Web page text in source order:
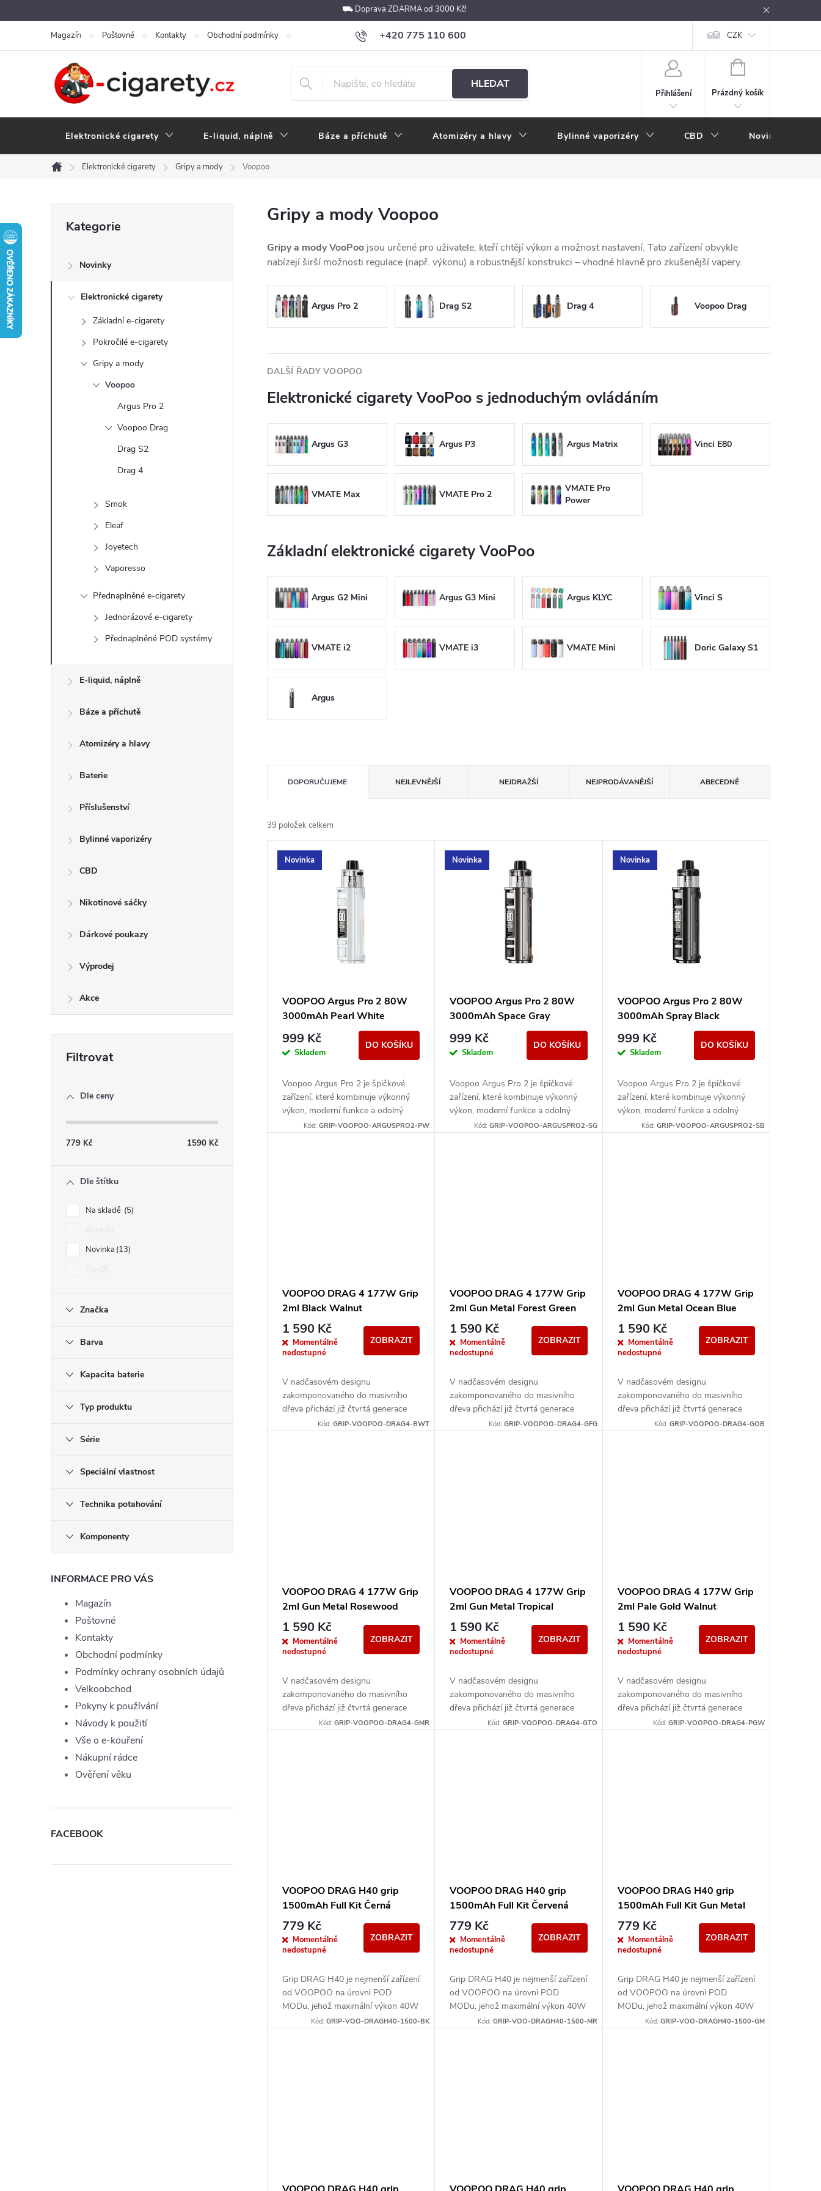
na
⛟ Doprava ZDARMA od 3000 Kč!
+420 775 110 600
obchod@e-cigarety.cz
Magazín Poštovné Kontakty Obchodní podmínky Podmínky ochrany osobních údajů Velkoobchod Vše o e-kouření Nákupní rádce
CZK
HLEDAT
Přihlášení
NÁKUPNÍ
Prázdný košík
Elektronické cigarety E-liquid, náplně Báze a příchutě Atomizéry a hlavy Bylinné vaporizéry CBD Novinky
Domů
Elektronické cigarety Gripy a mody Voopoo
s
kategorie
Kategorie
Novinky
Elektronické cigarety
Základní e-cigarety
Pokročilé e-cigarety
Gripy a mody
Voopoo
Argus Pro 2
Voopoo Drag
Drag S2
Drag 4
Smok
Eleaf
Joyetech
Vaporesso
Přednaplněné e-cigarety
Jednorázové e-cigarety
Přednaplněné POD systémy
E-liquid, náplně
Báze a příchutě
Atomizéry a hlavy
Baterie
Příslušenství
Bylinné vaporizéry
CBD
Nikotinové sáčky
Dárkové poukazy
Výprodej
Akce
Dle ceny
779 Kč 1590 Kč
Dle štítku
Na skladě 5
Novinka 13
Značka
Barva
Kapacita baterie
Typ produktu
Série
Speciální vlastnost
Technika potahování
Komponenty
INFORMACE PRO VÁS
Magazín
Poštovné
Kontakty
Obchodní podmínky
Podmínky ochrany osobních údajů
Velkoobchod
Pokyny k používání
Návody k použití
Vše o e-kouření
Nákupní rádce
Ověření věku
FACEBOOK
Gripy a mody Voopoo
Gripy a mody VooPoo jsou určené pro uživatele, kteří chtějí výkon a možnost nastavení. Tato zařízení obvykle
nabízejí širší možnosti regulace (např. výkonu) a robustnější konstrukci – vhodné hlavně pro zkušenější vapery.
Argus Pro 2 Drag S2 Drag 4 Voopoo Drag
DALŠÍ ŘADY VOOPOO
Elektronické cigarety VooPoo s jednoduchým ovládáním
Argus G3 Argus P3 Argus Matrix Vinci E80
VMATE Max VMATE Pro 2
VMATE Pro
Power
Základní elektronické cigarety VooPoo
Argus G2 Mini Argus G3 Mini Argus KLYC Vinci S
VMATE i2 VMATE i3 VMATE Mini Doric Galaxy S1
Argus
a
z
e
DOPORUČUJEME NEJLEVNĚJŠÍ NEJDRAŽŠÍ NEJPRODÁVANĚJŠÍ ABECEDNĚ
39 položek celkem
V
u
Novinka
VOOPOO Argus Pro 2 80W
3000mAh Pearl White
999 Kč
Skladem
DO KOŠÍKU
Voopoo Argus Pro 2 je špičkové
zařízení, které kombinuje výkonný
výkon, moderní funkce a odolný
design pro každodenní používání.
Kód:GRIP-VOOPOO-ARGUSPRO2-PW
Novinka
VOOPOO Argus Pro 2 80W
3000mAh Space Gray
999 Kč
Skladem
DO KOŠÍKU
Voopoo Argus Pro 2 je špičkové
zařízení, které kombinuje výkonný
výkon, moderní funkce a odolný
design pro každodenní používání.
Kód: GRIP-VOOPOO-ARGUSPRO2-SG
Novinka
VOOPOO Argus Pro 2 80W
3000mAh Spray Black
999 Kč
Skladem
DO KOŠÍKU
Voopoo Argus Pro 2 je špičkové
zařízení, které kombinuje výkonný
výkon, moderní funkce a odolný
design pro každodenní používání.
Kód: GRIP-VOOPOO-ARGUSPRO2-SB
VOOPOO DRAG 4 177W Grip
2ml Black Walnut
1 590 Kč
Momentálně
nedostupné
ZOBRAZIT
V nadčasovém designu
zakomponovaného do masivního
dřeva přichází již čtvrtá generace
ostříleného gripu Drag 4. Po vložení
Kód:GRIP-VOOPOO-DRAG4-BWT
VOOPOO DRAG 4 177W Grip
2ml Gun Metal Forest Green
1 590 Kč
Momentálně
nedostupné
ZOBRAZIT
V nadčasovém designu
zakomponovaného do masivního
dřeva přichází již čtvrtá generace
ostříleného gripu Drag 4. Po vložení
Kód: GRIP-VOOPOO-DRAG4-GFG
VOOPOO DRAG 4 177W Grip
2ml Gun Metal Ocean Blue
1 590 Kč
Momentálně
nedostupné
ZOBRAZIT
V nadčasovém designu
zakomponovaného do masivního
dřeva přichází již čtvrtá generace
ostříleného gripu Drag 4. Po vložení
Kód: GRIP-VOOPOO-DRAG4-GOB
VOOPOO DRAG 4 177W Grip
2ml Gun Metal Rosewood
1 590 Kč
Momentálně
nedostupné
ZOBRAZIT
V nadčasovém designu
zakomponovaného do masivního
dřeva přichází již čtvrtá generace
ostříleného gripu Drag 4. Po vložení
Kód:GRIP-VOOPOO-DRAG4-GMR
VOOPOO DRAG 4 177W Grip
2ml Gun Metal Tropical
Orange
1 590 Kč
Momentálně
nedostupné
ZOBRAZIT
V nadčasovém designu
zakomponovaného do masivního
dřeva přichází již čtvrtá generace
ostříleného gripu Drag 4. Po vložení
Kód: GRIP-VOOPOO-DRAG4-GTO
VOOPOO DRAG 4 177W Grip
2ml Pale Gold Walnut
1 590 Kč
Momentálně
nedostupné
ZOBRAZIT
V nadčasovém designu
zakomponovaného do masivního
dřeva přichází již čtvrtá generace
ostříleného gripu Drag 4. Po vložení
Kód: GRIP-VOOPOO-DRAG4-PGW
VOOPOO DRAG H40 grip
1500mAh Full Kit Černá
779 Kč
Momentálně
nedostupné
ZOBRAZIT
Grip DRAG H40 je nejmenší zařízení
od VOOPOO na úrovni POD
MODu, jehož maximální výkon 40W
umožňuje uživatelům zahájit DTL
Kód:GRIP-VOO-DRAGH40-1500-BK
VOOPOO DRAG H40 grip
1500mAh Full Kit Červená
779 Kč
Momentálně
nedostupné
ZOBRAZIT
Grip DRAG H40 je nejmenší zařízení
od VOOPOO na úrovni POD
MODu, jehož maximální výkon 40W
umožňuje uživatelům zahájit DTL
Kód: GRIP-VOO-DRAGH40-1500-MR
VOOPOO DRAG H40 grip
1500mAh Full Kit Gun Metal
779 Kč
Momentálně
nedostupné
ZOBRAZIT
Grip DRAG H40 je nejmenší zařízení
od VOOPOO na úrovni POD
MODu, jehož maximální výkon 40W
umožňuje uživatelům zahájit DTL
Kód: GRIP-VOO-DRAGH40-1500-GM